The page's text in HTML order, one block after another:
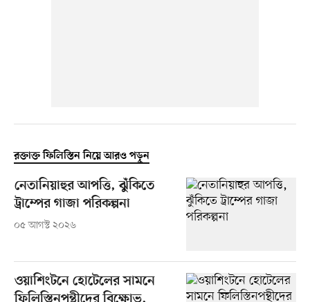
রক্তাক্ত ফিলিস্তিন নিয়ে আরও পড়ুন
নেতানিয়াহুর আপত্তি, ঝুঁকিতে
ট্রাম্পের গাজা পরিকল্পনা
০৫ আগস্ট ২০২৬
ওয়াশিংটনে হোটেলের সামনে